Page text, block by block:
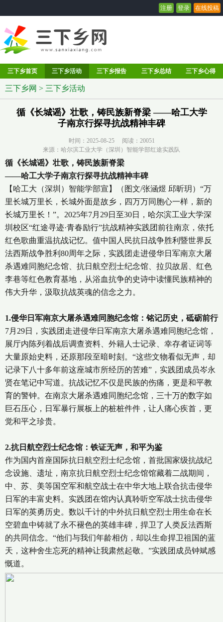
注册 登录 在线投稿
三下乡首页 三下乡活动 三下乡报告 三下乡总结 三下乡心得
三下乡网 > 三下乡活动
循《长城谣》壮歌，铸民族新脊梁 ——哈工大学
子南京行探寻抗战精神丰碑
时间：2025-08-25 阅读： 20051
来源：哈尔滨工业大学（深圳）智能学部红途实践队
循《长城谣》壮歌，铸民族新脊梁
——哈工大学子南京行探寻抗战精神丰碑
【哈工大（深圳）智能学部宣】（图文/张涵煜 邱昕玥）“万
里长城万里长，长城外面是故乡，四万万同胞心一样，新的
长城万里长！”。2025年7月29日至30日，哈尔滨工业大学深
圳校区“红途寻迹·青春励行”抗战精神实践团前往南京，依托
红色歌曲重温抗战记忆。值中国人民抗日战争胜利暨世界反
法西斯战争胜利80周年之际，实践团走进侵华日军南京大屠
杀遇难同胞纪念馆、抗日航空烈士纪念馆、拉贝故居、红色
李巷等红色教育基地，从浴血抗争的史诗中读懂民族精神的
伟大升华，汲取抗战英魂的信念之力。
1.侵华日军南京大屠杀遇难同胞纪念馆：铭记历史，砥砺前行
7月29日，实践团走进侵华日军南京大屠杀遇难同胞纪念馆，
展厅内陈列着战后调查资料、外籍人士记录、幸存者证词等
大量原始史料，还原那段至暗时刻。“这些文物看似无声，却
记录下八十多年前这座城市所经历的苦难”，实践团成员岑永
贤在笔记中写道。抗战记忆不仅是民族的伤痛，更是和平教
育的警钟。在南京大屠杀遇难同胞纪念馆，三十万的数字如
巨石压心，日军暴行展板上的桩桩件件，让人痛心疾首，更
觉和平之珍贵。
2.抗日航空烈士纪念馆：铁证无声，和平为鉴
作为国内首座国际抗日航空烈士纪念馆，首批国家级抗战纪
念设施、遗址，南京抗日航空烈士纪念馆馆藏着二战期间，
中、苏、美等国空军和航空战士在中华大地上联合抗击侵华
日军的丰富史料。实践团在馆内认真聆听空军战士抗击侵华
日军的英勇历史。数以千计的中外抗日航空烈士用生命在长
空碧血中铸就了永不褪色的英雄丰碑，捍卫了人类反法西斯
的共同信念。“他们与我们年龄相仿，却以生命捍卫祖国的蓝
天，这种舍生忘死的精神让我肃然起敬。”实践团成员钟斌感
慨道。